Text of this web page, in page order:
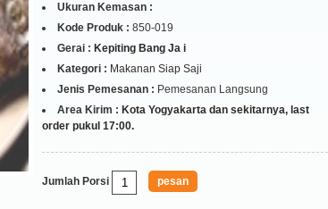
Ukuran Kemasan :
Kode Produk : 850-019
Gerai : Kepiting Bang Ja i
Kategori : Makanan Siap Saji
Jenis Pemesanan : Pemesanan Langsung
Area Kirim : Kota Yogyakarta dan sekitarnya, last
order pukul 17:00.
Jumlah Porsi